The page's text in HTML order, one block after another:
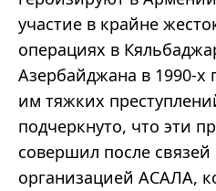
участие в крайне
операциях в
Азербайджана в 1990-х
им тяжких
подчеркнуто, что эти
совершил после
организацией АСАЛА,